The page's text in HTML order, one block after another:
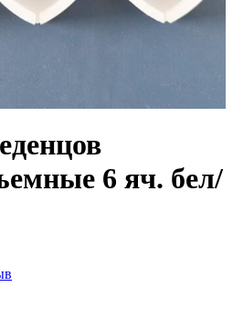
6 яч. бел/